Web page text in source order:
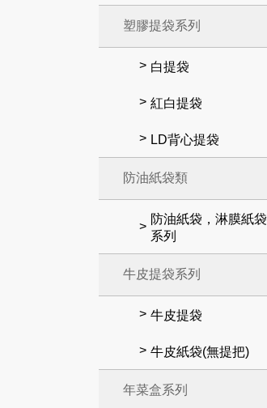
塑膠提袋系列
白提袋
紅白提袋
LD背心提袋
防油紙袋類
防油紙袋，淋膜紙袋
系列
牛皮提袋系列
牛皮提袋
牛皮紙袋(無提把)
年菜盒系列